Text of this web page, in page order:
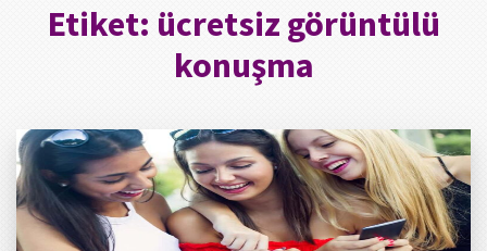
Etiket: ücretsiz görüntülü
konuşma